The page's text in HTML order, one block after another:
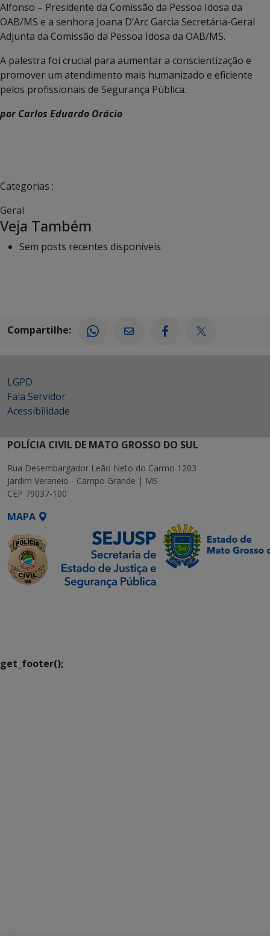
Alfonso – Presidente da Comissão da Pessoa Idosa da
OAB/MS e a senhora Joana D’Arc Garcia Secretária-Geral
Adjunta da Comissão da Pessoa Idosa da OAB/MS.
A palestra foi crucial para aumentar a conscientização e
promover um atendimento mais humanizado e eficiente
pelos profissionais de Segurança Pública.
por Carlos Eduardo Orácio
Categorias :
Geral
Veja Também
Sem posts recentes disponíveis.
Compartilhe:
LGPD
Fala Servidor
Acessibilidade
POLÍCIA CIVIL DE MATO GROSSO DO SUL
Rua Desembargador Leão Neto do Carmo 1203
Jardim Veraneio - Campo Grande | MS
CEP 79037-100
MAPA
get_footer();